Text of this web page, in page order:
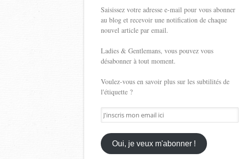
Saisissez votre adresse e-mail pour vous abonner
au blog et recevoir une notification de chaque
nouvel article par email.
Ladies & Gentlemans, vous pouvez vous
désabonner à tout moment.
Voulez-vous en savoir plus sur les subtilités de
l'étiquette ?
J'inscris
mon
email
ici
Oui, je veux m'abonner !